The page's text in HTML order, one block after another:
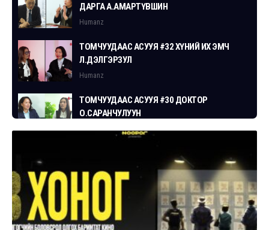
ДАРГА А.АМАРТҮВШИН
Humanz
ТОМЧУУДААС АСУУЯ #32 ХҮНИЙ ИХ ЭМЧ
Л.ДЭЛГЭРЗУЛ
Humanz
ТОМЧУУДААС АСУУЯ #30 ДОКТОР
О.САРАНЧУЛУУН
Humanz
ТОМЧУУДААС АСУУЯ #29 СГЗ С.ЦОГТБАЯР
Humanz
ТОМЧУУДААС АСУУЯ #28 ХУУЛЬЧ
Г.ЭРДЭНЭБАТ
Humanz